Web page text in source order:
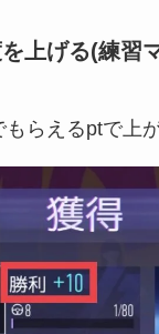
上げる(練習
らえるptで上が